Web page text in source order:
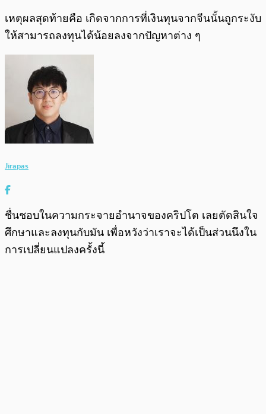
เหตุผลสุดท้ายคือ เกิดจากการที่เงินทุนจากจีนนั้นถูกระงับ
ให้สามารถลงทุนได้น้อยลงจากปัญหาต่าง ๆ
Jirapas
ชื่นชอบในความกระจายอำนาจของคริปโต เลยตัดสินใจ
ศึกษาและลงทุนกับมัน เพื่อหวังว่าเราจะได้เป็นส่วนนึงใน
การเปลี่ยนแปลงครั้งนี้